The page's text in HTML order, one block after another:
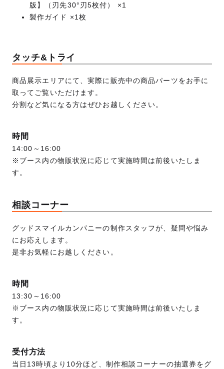
版】（刃先30°刃5枚付） ×1
製作ガイド ×1枚
タッチ&トライ
商品展示エリアにて、実際に販売中の商品パーツをお手に
取ってご覧いただけます。
分割など気になる方はぜひお越しください。
時間
14:00～16:00
※ブース内の物販状況に応じて実施時間は前後いたしま
す。
相談コーナー
グッドスマイルカンパニーの制作スタッフが、疑問や悩み
にお応えします。
是非お気軽にお越しください。
時間
13:30～16:00
※ブース内の物販状況に応じて実施時間は前後いたしま
す。
受付方法
当日13時頃より10分ほど、制作相談コーナーの抽選券をグ